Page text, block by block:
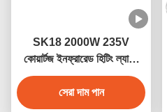
SK18 2000W 235V
কোয়ার্টজ ইনফ্রারেড হিটিং ল্যাম্প
শিল্প শুকানোর জন্য
সেরা দাম পান